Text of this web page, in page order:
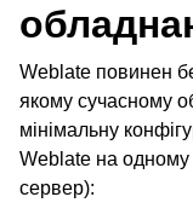
Weblate повинен
якому сучасному
мінімальну
Weblate на одному
сервер):